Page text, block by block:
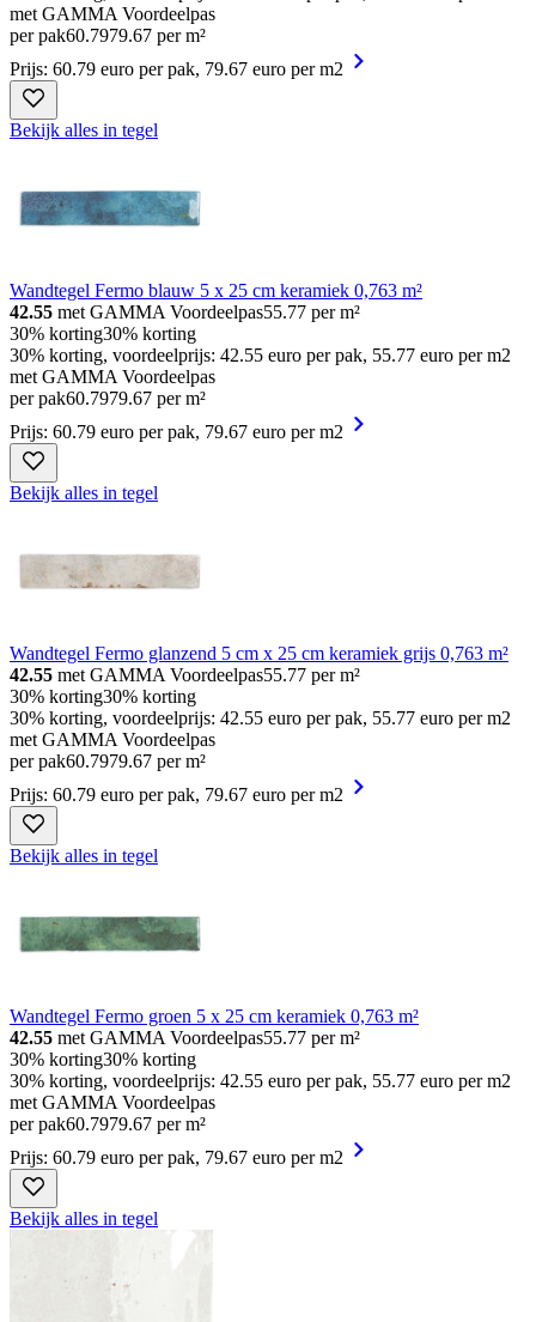
met GAMMA Voordeelpas
per pak60.7979.67 per m²
Prijs: 60.79 euro per pak, 79.67 euro per m2
Bekijk alles in tegel
Wandtegel Fermo blauw 5 x 25 cm keramiek 0,763 m²
42.55 met GAMMA Voordeelpas55.77 per m²
30% korting30% korting
30% korting, voordeelprijs: 42.55 euro per pak, 55.77 euro per m2
met GAMMA Voordeelpas
per pak60.7979.67 per m²
Prijs: 60.79 euro per pak, 79.67 euro per m2
Bekijk alles in tegel
Wandtegel Fermo glanzend 5 cm x 25 cm keramiek grijs 0,763 m²
42.55 met GAMMA Voordeelpas55.77 per m²
30% korting30% korting
30% korting, voordeelprijs: 42.55 euro per pak, 55.77 euro per m2
met GAMMA Voordeelpas
per pak60.7979.67 per m²
Prijs: 60.79 euro per pak, 79.67 euro per m2
Bekijk alles in tegel
Wandtegel Fermo groen 5 x 25 cm keramiek 0,763 m²
42.55 met GAMMA Voordeelpas55.77 per m²
30% korting30% korting
30% korting, voordeelprijs: 42.55 euro per pak, 55.77 euro per m2
met GAMMA Voordeelpas
per pak60.7979.67 per m²
Prijs: 60.79 euro per pak, 79.67 euro per m2
Bekijk alles in tegel